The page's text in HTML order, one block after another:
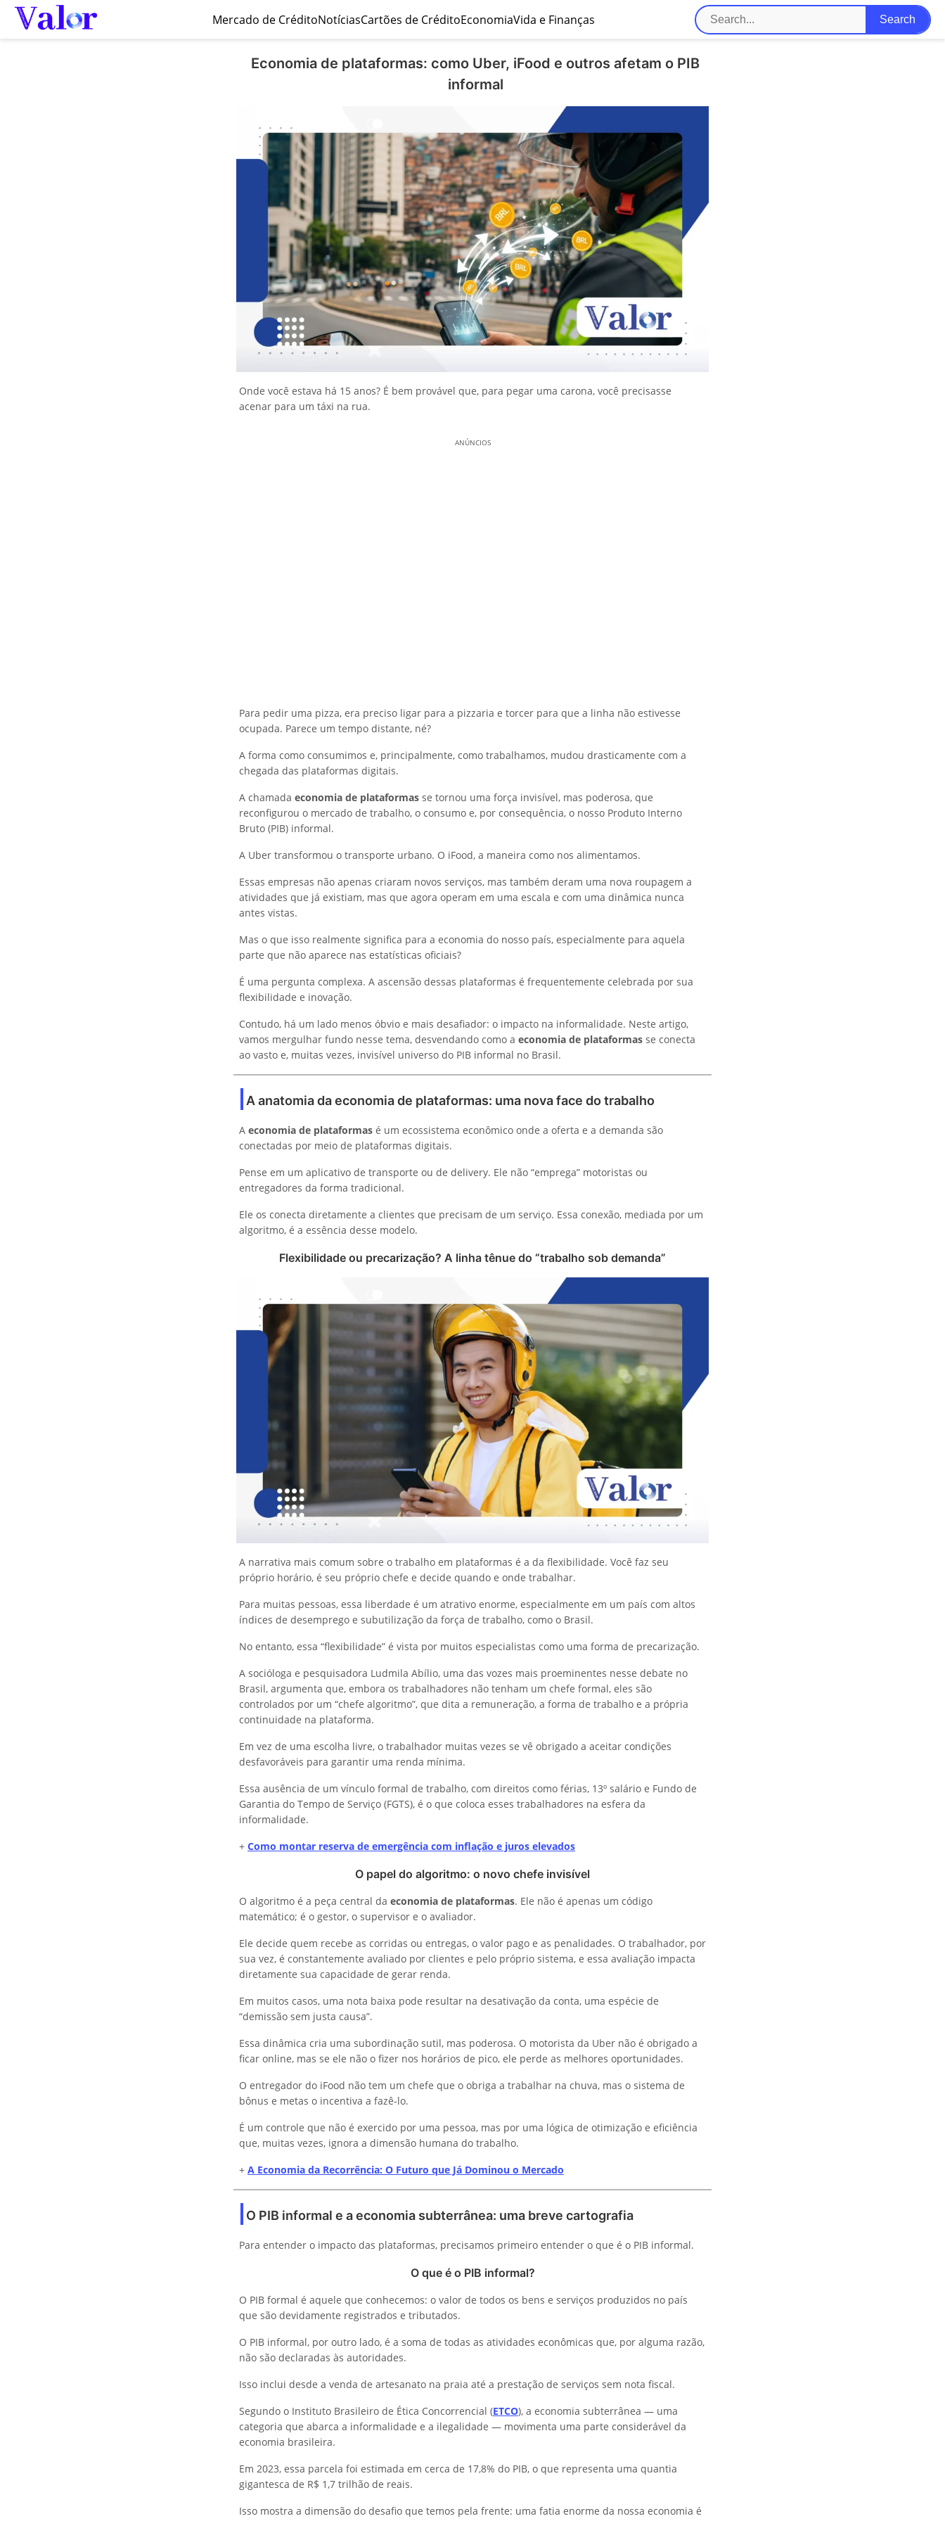
Mercado de CréditoNotíciasCartões de CréditoEconomiaVida e Finanças
Economia de plataformas: como Uber, iFood e outros afetam o PIB
informal
Onde você estava há 15 anos? É bem provável que, para pegar uma carona, você precisasse
acenar para um táxi na rua.
ANÚNCIOS
Para pedir uma pizza, era preciso ligar para a pizzaria e torcer para que a linha não estivesse
ocupada. Parece um tempo distante, né?
A forma como consumimos e, principalmente, como trabalhamos, mudou drasticamente com a
chegada das plataformas digitais.
A chamada economia de plataformas se tornou uma força invisível, mas poderosa, que
reconfigurou o mercado de trabalho, o consumo e, por consequência, o nosso Produto Interno
Bruto (PIB) informal.
A Uber transformou o transporte urbano. O iFood, a maneira como nos alimentamos.
Essas empresas não apenas criaram novos serviços, mas também deram uma nova roupagem a
atividades que já existiam, mas que agora operam em uma escala e com uma dinâmica nunca
antes vistas.
Mas o que isso realmente significa para a economia do nosso país, especialmente para aquela
parte que não aparece nas estatísticas oficiais?
É uma pergunta complexa. A ascensão dessas plataformas é frequentemente celebrada por sua
flexibilidade e inovação.
Contudo, há um lado menos óbvio e mais desafiador: o impacto na informalidade. Neste artigo,
vamos mergulhar fundo nesse tema, desvendando como a economia de plataformas se conecta
ao vasto e, muitas vezes, invisível universo do PIB informal no Brasil.
A anatomia da economia de plataformas: uma nova face do trabalho
A economia de plataformas é um ecossistema econômico onde a oferta e a demanda são
conectadas por meio de plataformas digitais.
Pense em um aplicativo de transporte ou de delivery. Ele não “emprega” motoristas ou
entregadores da forma tradicional.
Ele os conecta diretamente a clientes que precisam de um serviço. Essa conexão, mediada por um
algoritmo, é a essência desse modelo.
Flexibilidade ou precarização? A linha tênue do “trabalho sob demanda”
A narrativa mais comum sobre o trabalho em plataformas é a da flexibilidade. Você faz seu
próprio horário, é seu próprio chefe e decide quando e onde trabalhar.
Para muitas pessoas, essa liberdade é um atrativo enorme, especialmente em um país com altos
índices de desemprego e subutilização da força de trabalho, como o Brasil.
No entanto, essa “flexibilidade” é vista por muitos especialistas como uma forma de precarização.
A socióloga e pesquisadora Ludmila Abílio, uma das vozes mais proeminentes nesse debate no
Brasil, argumenta que, embora os trabalhadores não tenham um chefe formal, eles são
controlados por um “chefe algoritmo”, que dita a remuneração, a forma de trabalho e a própria
continuidade na plataforma.
Em vez de uma escolha livre, o trabalhador muitas vezes se vê obrigado a aceitar condições
desfavoráveis para garantir uma renda mínima.
Essa ausência de um vínculo formal de trabalho, com direitos como férias, 13º salário e Fundo de
Garantia do Tempo de Serviço (FGTS), é o que coloca esses trabalhadores na esfera da
informalidade.
+ Como montar reserva de emergência com inflação e juros elevados
O papel do algoritmo: o novo chefe invisível
O algoritmo é a peça central da economia de plataformas. Ele não é apenas um código
matemático; é o gestor, o supervisor e o avaliador.
Ele decide quem recebe as corridas ou entregas, o valor pago e as penalidades. O trabalhador, por
sua vez, é constantemente avaliado por clientes e pelo próprio sistema, e essa avaliação impacta
diretamente sua capacidade de gerar renda.
Em muitos casos, uma nota baixa pode resultar na desativação da conta, uma espécie de
“demissão sem justa causa”.
Essa dinâmica cria uma subordinação sutil, mas poderosa. O motorista da Uber não é obrigado a
ficar online, mas se ele não o fizer nos horários de pico, ele perde as melhores oportunidades.
O entregador do iFood não tem um chefe que o obriga a trabalhar na chuva, mas o sistema de
bônus e metas o incentiva a fazê-lo.
É um controle que não é exercido por uma pessoa, mas por uma lógica de otimização e eficiência
que, muitas vezes, ignora a dimensão humana do trabalho.
+ A Economia da Recorrência: O Futuro que Já Dominou o Mercado
O PIB informal e a economia subterrânea: uma breve cartografia
Para entender o impacto das plataformas, precisamos primeiro entender o que é o PIB informal.
O que é o PIB informal?
O PIB formal é aquele que conhecemos: o valor de todos os bens e serviços produzidos no país
que são devidamente registrados e tributados.
O PIB informal, por outro lado, é a soma de todas as atividades econômicas que, por alguma razão,
não são declaradas às autoridades.
Isso inclui desde a venda de artesanato na praia até a prestação de serviços sem nota fiscal.
Segundo o Instituto Brasileiro de Ética Concorrencial (ETCO), a economia subterrânea — uma
categoria que abarca a informalidade e a ilegalidade — movimenta uma parte considerável da
economia brasileira.
Em 2023, essa parcela foi estimada em cerca de 17,8% do PIB, o que representa uma quantia
gigantesca de R$ 1,7 trilhão de reais.
Isso mostra a dimensão do desafio que temos pela frente: uma fatia enorme da nossa economia é